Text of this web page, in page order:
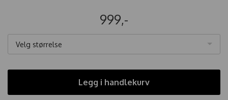
999,-
Velg størrelse
Legg i handlekurv